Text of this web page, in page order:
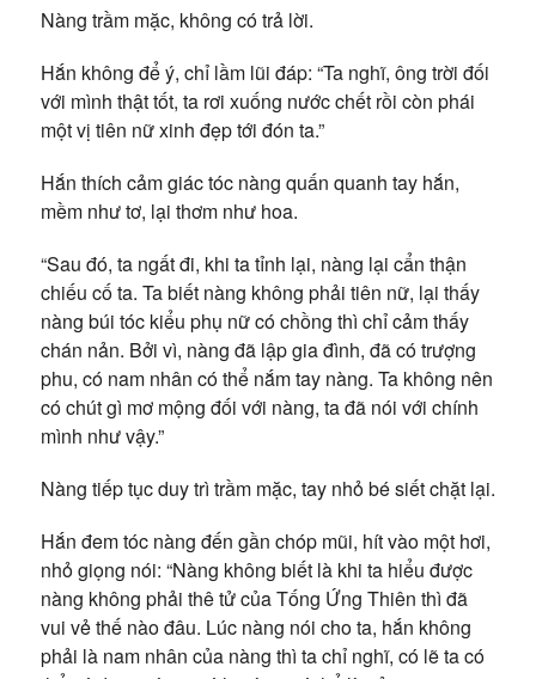
Nàng trầm mặc, không có trả lời.
Hắn không để ý, chỉ lầm lũi đáp: “Ta nghĩ, ông trời đối
với mình thật tốt, ta rơi xuống nước chết rồi còn phái
một vị tiên nữ xinh đẹp tới đón ta.”
Hắn thích cảm giác tóc nàng quấn quanh tay hắn,
mềm như tơ, lại thơm như hoa.
“Sau đó, ta ngất đi, khi ta tỉnh lại, nàng lại cẩn thận
chiếu cố ta. Ta biết nàng không phải tiên nữ, lại thấy
nàng búi tóc kiểu phụ nữ có chồng thì chỉ cảm thấy
chán nản. Bởi vì, nàng đã lập gia đình, đã có trượng
phu, có nam nhân có thể nắm tay nàng. Ta không nên
có chút gì mơ mộng đối với nàng, ta đã nói với chính
mình như vậy.”
Nàng tiếp tục duy trì trầm mặc, tay nhỏ bé siết chặt lại.
Hắn đem tóc nàng đến gần chóp mũi, hít vào một hơi,
nhỏ giọng nói: “Nàng không biết là khi ta hiểu được
nàng không phải thê tử của Tống Ứng Thiên thì đã
vui vẻ thế nào đâu. Lúc nàng nói cho ta, hắn không
phải là nam nhân của nàng thì ta chỉ nghĩ, có lẽ ta có